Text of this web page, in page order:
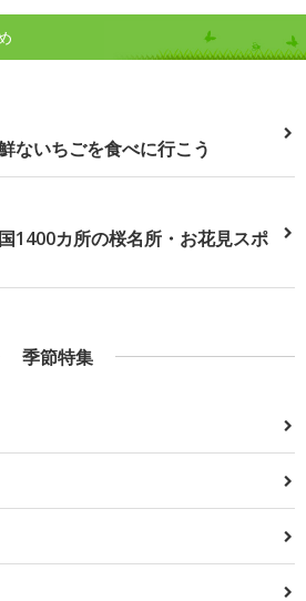
ないちごを食べに行こう
1400カ所の桜名所・お花見スポ
季節特集